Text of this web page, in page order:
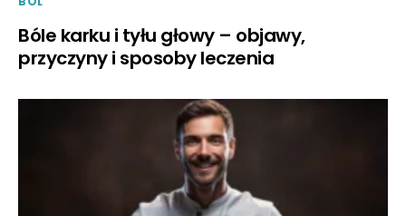
Bóle karku i tyłu głowy – objawy,
przyczyny i sposoby leczenia